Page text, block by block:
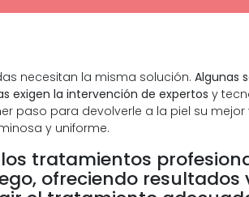
necesitan la misma solución. Algunas
exigen la intervención de expertos y
paso para devolverle a la piel su mejor
y uniforme.
tratamientos
ofreciendo resultados